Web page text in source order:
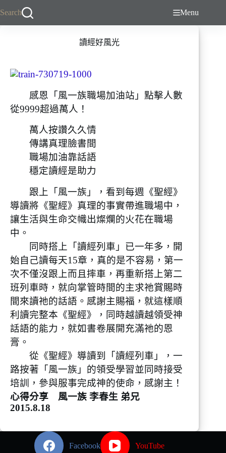
Search Menu
讀經好風光
感恩「風一族職場加油站」點擊人數
從9999超過萬人！
萬人按讚久久情
傳講真理臉書間
職場加油靠話語
穩定讀經是助力
跟上「風一族」，看到每週《聖經》
導讀將《聖經》真理的事實帶進職場中，
讓生活與生命交幟出燦爛的火花在職場
中。
同時搭上「讀經列車」已一年多，開
始自己讀每天15章，真的是不容易，第一
次不僅沒跟上而且摔車，再重新搭上第二
班列車時，就向掌管時間的主求祂賞賜時
間來讀祂的話語。感謝主賜福，就這樣順
利讀完整本《聖經》，同時越讀越領受神
話語的能力，就如書卷展開充滿祂的恩
膏。
從《聖經》導讀到「讀經列車」，一
路按著「風一族」的領受學習並同時接受
培訓，參與服事完成神的使命，感謝主！
心得分享 風一族 李春生 弟兄
2015.8.18
Facebook YouTube